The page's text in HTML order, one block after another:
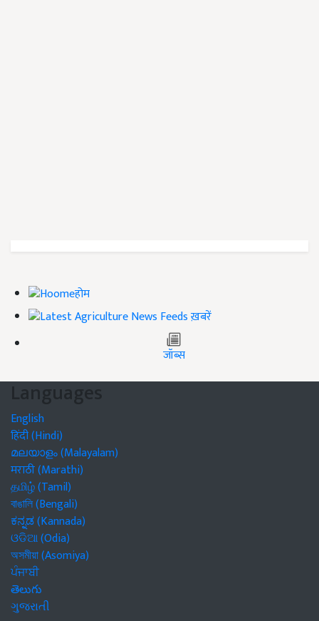
होम
ख़बरें
जॉब्स
Languages
English
हिंदी (Hindi)
മലയാളം (Malayalam)
मराठी (Marathi)
தமிழ் (Tamil)
বাঙালি (Bengali)
ಕನ್ನಡ (Kannada)
ଓଡିଆ (Odia)
অসমীয়া (Asomiya)
ਪੰਜਾਬੀ
తెలుగు
ગુજરાતી